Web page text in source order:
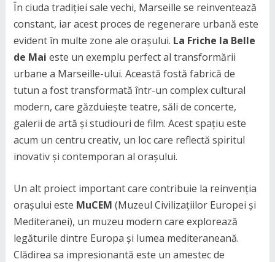
În ciuda tradiției sale vechi, Marseille se reinventează
constant, iar acest proces de regenerare urbană este
evident în multe zone ale orașului. La Friche la Belle
de Mai este un exemplu perfect al transformării
urbane a Marseille-ului. Această fostă fabrică de
tutun a fost transformată într-un complex cultural
modern, care găzduiește teatre, săli de concerte,
galerii de artă și studiouri de film. Acest spațiu este
acum un centru creativ, un loc care reflectă spiritul
inovativ și contemporan al orașului.
Un alt proiect important care contribuie la reinvenția
orașului este MuCEM (Muzeul Civilizațiilor Europei și
Mediteranei), un muzeu modern care explorează
legăturile dintre Europa și lumea mediteraneană.
Clădirea sa impresionantă este un amestec de